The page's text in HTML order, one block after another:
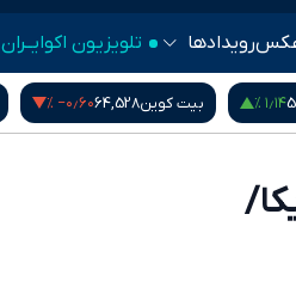
رویدادها تلویزیون اکوایــران
۱٫۱۴ % بیت کوین64,528‎−۰٫۶۰ %